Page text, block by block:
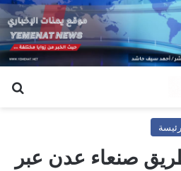
صنعاء عدن عبر